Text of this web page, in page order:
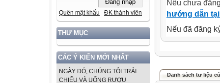
Quên mật khẩu ĐK thành viên
THƯ MỤC
CÁC Ý KIẾN MỚI NHẤT
NGÀY ĐÓ, CHÚNG TÔI TRẢI
CHIẾU VÀ UỐNG RƯỢU
Nếu chưa
hướng dẫn
Nếu đã đăng
Danh sách tư liệu